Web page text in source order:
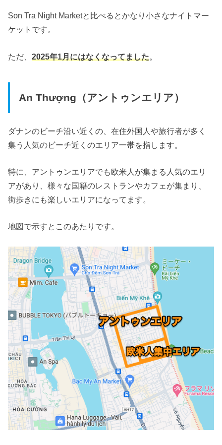
Son Tra Night Marketと比べるとかなり小さなナイトマー
ケットです。
ただ、2025年1月にはなくなってました
An Thượng（アントゥンエリア）
ダナンのビーチ沿い近くの、在住外国人や旅行者が多く
集う人気のビーチ近くのエリア一帯を指します。
特に、アントゥンエリアでも欧米人が集まる人気のエリ
アがあり、様々な国籍のレストランやカフェが集まり、
街歩きにも楽しいエリアになってます。
地図で示すとこのあたりです。